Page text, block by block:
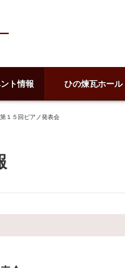
ト情報 ひの煉瓦ホール
１５回ピアノ発表会